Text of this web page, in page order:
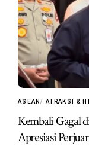
ASEAN ATRAKSI &
Kembali Gagal
Apresiasi